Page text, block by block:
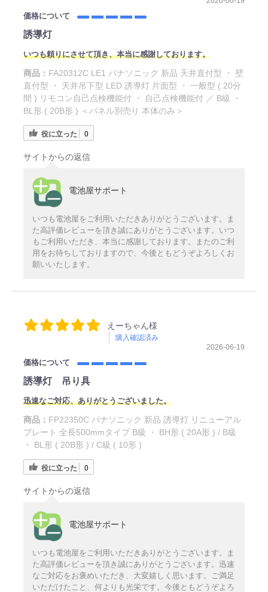
価格について
誘導灯
いつも頼りにさせて頂き、本当に感謝しております。
商品： FA20312C LE1 パナソニック 新品 天井直付型 ・ 壁
直付型 ・ 天井吊下型 LED 誘導灯 片面型 ・ 一般型 ( 20分
間 ) リモコン自己点検機能付 ・ 自己点検機能付 ／ B級 ・
BL形 ( 20B形 ) ＜パネル別売り 本体のみ＞
役に立った 0
サイトからの返信
電池屋サポート
いつも電池屋をご利用いただきありがとうございます。ま
た高評価レビューを頂き誠にありがとうございます。いつ
もご利用いただき、本当に感謝しております。またのご利
用をお待ちしておりますので、今後ともどうぞよろしくお
願いいたします。
えーちゃん様
購入確認済み
2026-06-19
価格について
誘導灯 吊り具
迅速なご対応、ありがとうございました。
商品： FP22350C パナソニック 新品 誘導灯 リニューアル
プレート 全長500mmタイプ B級 ・ BH形 ( 20A形 ) / B級
・ BL形 ( 20B形 ) / C級 ( 10形 )
役に立った 0
サイトからの返信
電池屋サポート
いつも電池屋をご利用いただきありがとうございます。ま
た高評価レビューを頂き誠にありがとうございます。迅速
なご対応をお褒めいただき、大変嬉しく思います。ご満足
いただけたこと、何よりも光栄です。今後ともどうぞよろ